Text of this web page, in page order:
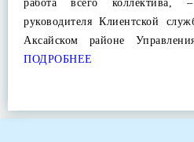
работа всего коллектива,
руководителя Клиентской
Аксайском районе
ПОДРОБНЕЕ